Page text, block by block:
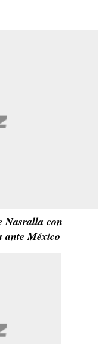
Nasralla con
ante México